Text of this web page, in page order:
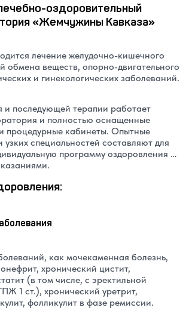
оздоровительный
«Жемчужины Кавказа»
лечение желудочно-кишечного
обмена веществ, опорно-двигательного
и гинекологических заболеваний.
и последующей терапии работает
и полностью оснащенные
процедурные кабинеты. Опытные
узких специальностей составляют для
программу оздоровления в
как мочекаменная болезнь,
хронический цистит,
(в том числе, с эректильной
1 ст.), хронический уретрит,
фолликулит в фазе ремиссии.